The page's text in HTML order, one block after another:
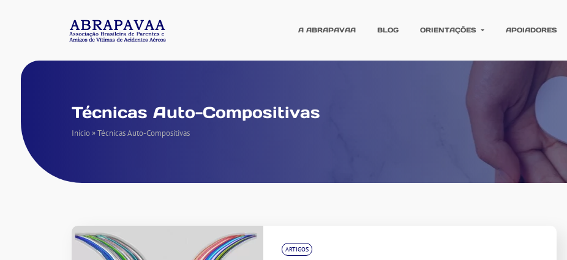
A ABRAPAVAA BLOG ORIENTAÇÕES APOIADORES
Técnicas Auto-Compositivas
Início»Técnicas Auto-Compositivas
ARTIGOS